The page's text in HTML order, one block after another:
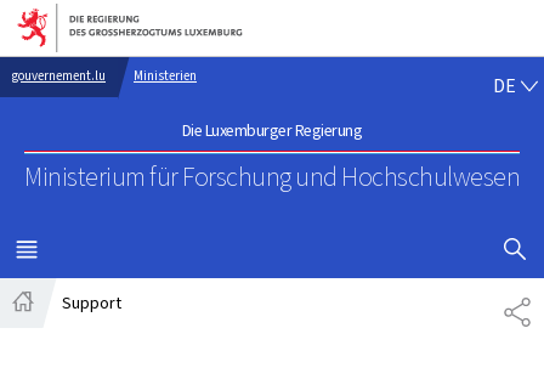
Zur Hauptnavigation
Zum Inhalt
gouvernement.lu Ministerien
Die Luxemburger Regierung
Ministerium für Forschungund Hochschulwesen
DE
MENÜ
HAUPT-
Support